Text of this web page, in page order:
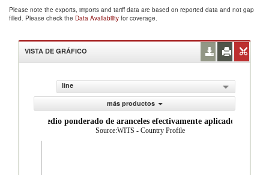
Please note the exports, imports and tariff data are based on reported data and not gap
filled. Please check the Data Availability for coverage.
VISTA DE GRÁFICO
line
más productos
Source:WITS - Country Profile